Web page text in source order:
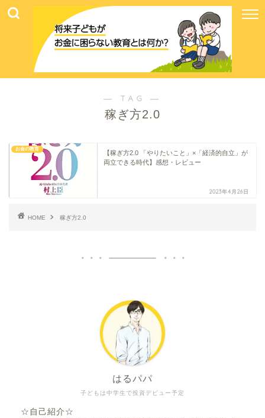
― TAG ―
稼ぎ方2.0
お金の教育
【稼ぎ方2.0 「やりたいこと」×「経済的自立」が
両立できる時代】感想・レビュー
2023年4月26日
HOME 稼ぎ方2.0
子どもは中学生で投資デビュー予定
はるパパ
☆自己紹介☆